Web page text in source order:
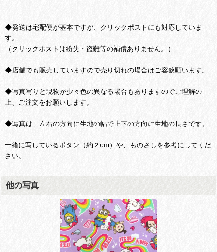
◆発送は宅配便が基本ですが、クリックポストにも対応していま
す。
（クリックポストは紛失・盗難等の補償ありません。）
◆店舗でも販売していますので売り切れの場合はご容赦願います。
◆写真写りと現物が少々色の異なる場合もありますのでご理解の
上、ご注文をお願いします。
◆写真は、左右の方向に生地の幅で上下の方向に生地の長さです。
一緒に写しているボタン（約２cm）や、ものさしを参考にしてくだ
さい。
他の写真